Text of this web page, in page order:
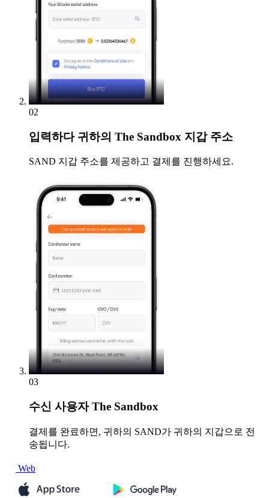
02
입력하다귀하의 The Sandbox 지갑 주소
SAND 지갑 주소를 제공하고 결제를 진행하세요.
03
수신 사용자 The Sandbox
결제를 완료하면, 귀하의 SAND가 귀하의 지갑으로 전
송됩니다.
Web